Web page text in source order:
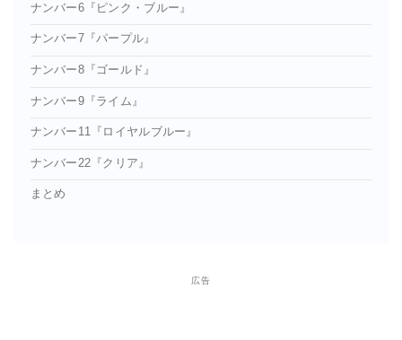
ナンバー6『ピンク・ブルー』
ナンバー7『パープル』
ナンバー8『ゴールド』
ナンバー9『ライム』
ナンバー11『ロイヤルブルー』
ナンバー22『クリア』
まとめ
広告